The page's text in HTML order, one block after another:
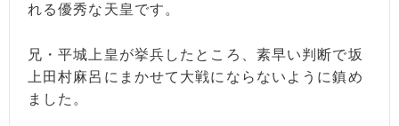
れる優秀な天皇です。
兄・平城上皇が挙兵したところ、素早い判断で坂
上田村麻呂にまかせて大戦にならないように鎮め
ました。